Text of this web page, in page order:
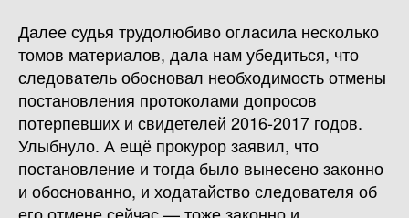
Далее судья трудолюбиво огласила несколько
томов материалов, дала нам убедиться, что
следователь обосновал необходимость отмены
постановления протоколами допросов
потерпевших и свидетелей 2016-2017 годов.
Улыбнуло. А ещё прокурор заявил, что
постановление и тогда было вынесено законно
и обоснованно, и ходатайство следователя об
его отмене сейчас — тоже законно и